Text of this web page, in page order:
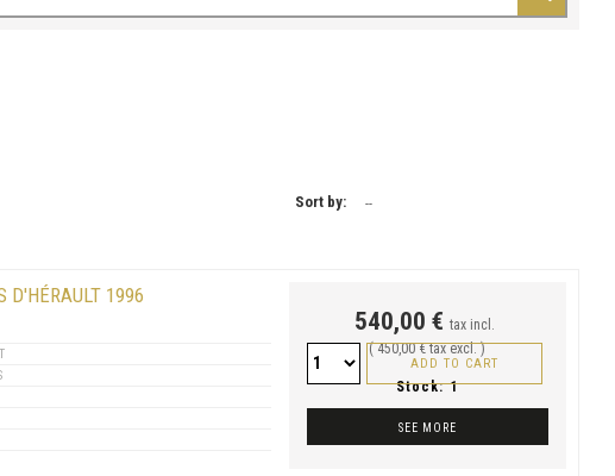
Sort by: --
D'HÉRAULT 1996
540,00 € tax incl.
( 450,00 € tax excl. )
Stock: 1
ADD TO CART
SEE MORE